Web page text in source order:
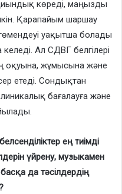
көреді, маңызды
Қарапайым шаршау
уақытша болады
Ал СДВГ белгілері
оқуына, жұмысына және
етеді. Сондықтан
бағалауға және
ең тиімді
үйрену, музыкамен
да тәсілдердің